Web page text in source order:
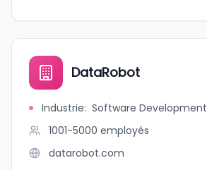
DataRobot
Industrie: Software Development
1001-5000 employés
datarobot.com